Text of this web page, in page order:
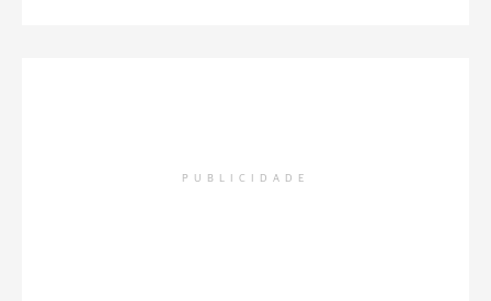
PUBLICIDADE